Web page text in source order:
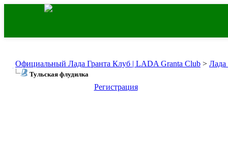
Официальный Лада Гранта Клуб | LADA Granta Club > Лада
Тульская флудилка
Регистрация